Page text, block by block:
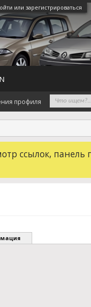
или зарегистрироваться
ссылок, панель
профиля